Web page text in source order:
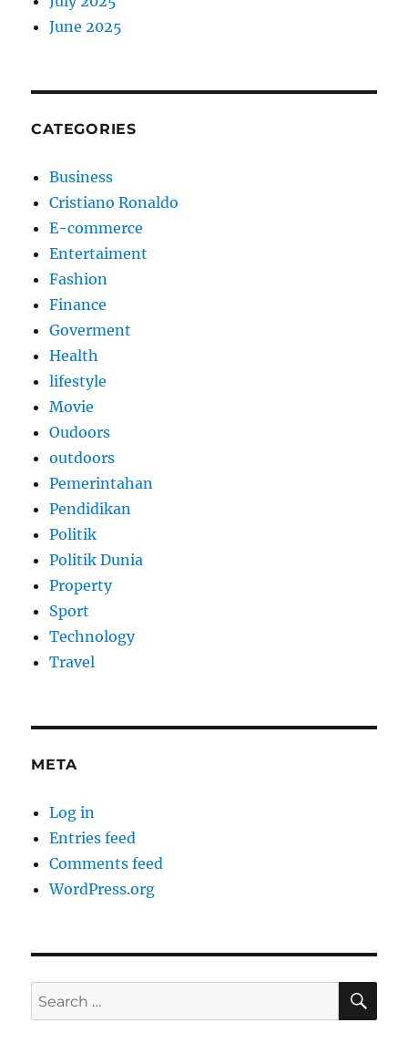
June 2025
CATEGORIES
Business
Cristiano Ronaldo
E-commerce
Entertaiment
Fashion
Finance
Goverment
Health
lifestyle
Movie
Oudoors
outdoors
Pemerintahan
Pendidikan
Politik
Politik Dunia
Property
Sport
Technology
Travel
META
Log in
Entries feed
Comments feed
WordPress.org
Search
for: